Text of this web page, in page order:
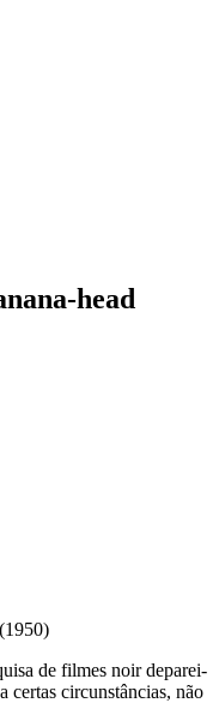
head
de filmes noir deparei-
certas circunstâncias, não